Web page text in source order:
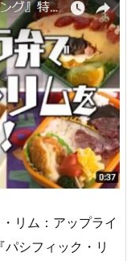
リム：アップライ
シフィック・リ